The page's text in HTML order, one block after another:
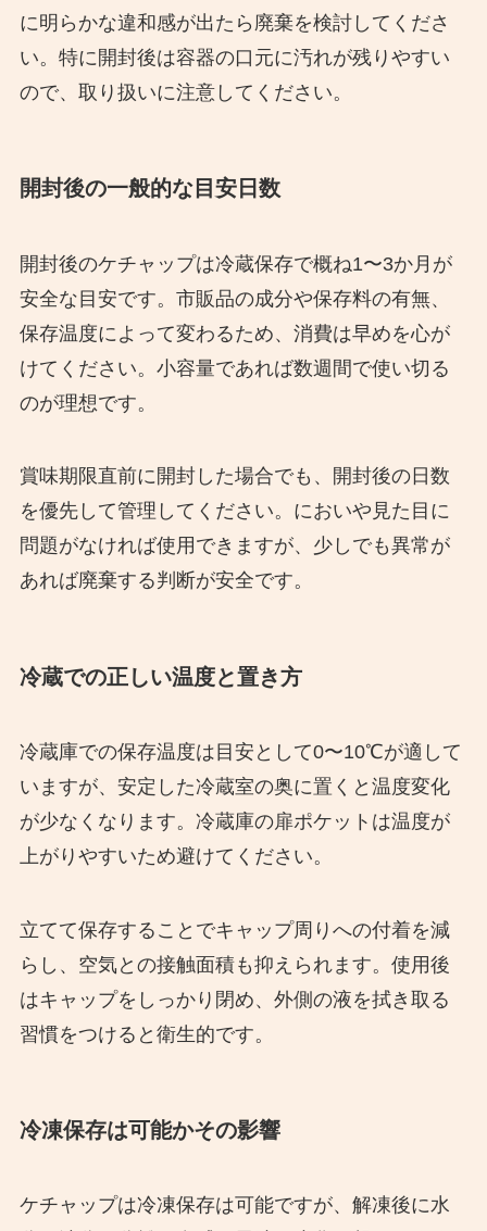
に明らかな違和感が出たら廃棄を検討してくださ
い。特に開封後は容器の口元に汚れが残りやすい
ので、取り扱いに注意してください。
開封後の一般的な目安日数
開封後のケチャップは冷蔵保存で概ね1〜3か月が
安全な目安です。市販品の成分や保存料の有無、
保存温度によって変わるため、消費は早めを心が
けてください。小容量であれば数週間で使い切る
のが理想です。
賞味期限直前に開封した場合でも、開封後の日数
を優先して管理してください。においや見た目に
問題がなければ使用できますが、少しでも異常が
あれば廃棄する判断が安全です。
冷蔵での正しい温度と置き方
冷蔵庫での保存温度は目安として0〜10℃が適して
いますが、安定した冷蔵室の奥に置くと温度変化
が少なくなります。冷蔵庫の扉ポケットは温度が
上がりやすいため避けてください。
立てて保存することでキャップ周りへの付着を減
らし、空気との接触面積も抑えられます。使用後
はキャップをしっかり閉め、外側の液を拭き取る
習慣をつけると衛生的です。
冷凍保存は可能かその影響
ケチャップは冷凍保存は可能ですが、解凍後に水